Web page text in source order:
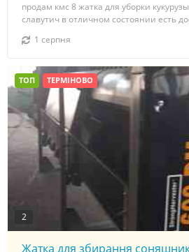
продам кмс 8 жатка для уборки
славутич в отличном состоянии есть
1 серпня
ТОП ТЕРМІНОВО
2
Жатка для збирання